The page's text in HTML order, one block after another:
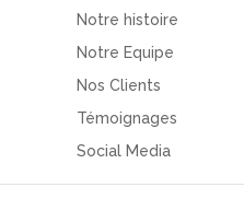
Notre histoire
Notre Equipe
Nos Clients
Témoignages
Social Media